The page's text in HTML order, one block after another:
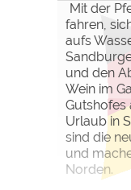
Mit der
fahren,
aufs
und den
Wein im
Gutshofes
Urlaub in
sind die
und
Norden.